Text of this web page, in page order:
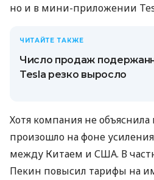
но и в мини-приложении
ЧИТАЙТЕ ТАКЖЕ
Число продаж
Tesla резко выросло
Хотя компания не
произошло на фоне
между Китаем и США. В
Пекин повысил тарифы на